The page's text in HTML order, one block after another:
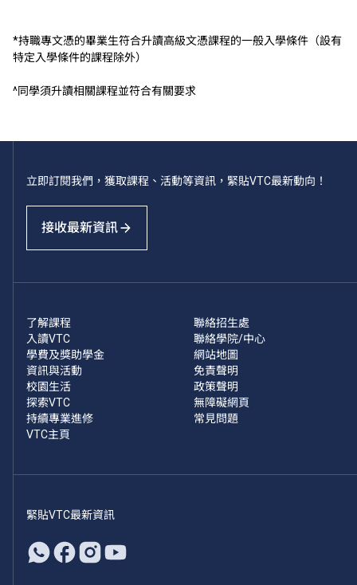
*持職專文憑的畢業生符合升讀高級文憑課程的一般入學條件（設有
特定入學條件的課程除外）
^同學須升讀相關課程並符合有關要求
立即訂閱我們，獲取課程、活動等資訊，緊貼VTC最新動向！
接收最新資訊
了解課程
入讀VTC
學費及獎助學金
資訊與活動
校園生活
探索VTC
持續專業進修
VTC主頁
聯絡招生處
聯絡學院/中心
網站地圖
免責聲明
政策聲明
無障礙網頁
常見問題
緊貼VTC最新資訊